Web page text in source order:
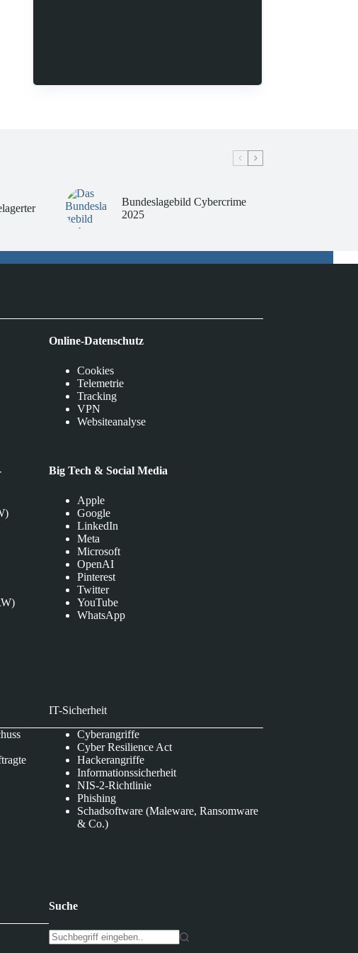
Bundeslagebild Cybercrime
2025
Online-Datenschutz
Cookies
Telemetrie
Tracking
VPN
Websiteanalyse
Big Tech & Social Media
Apple
Google
LinkedIn
Meta
Microsoft
OpenAI
Pinterest
Twitter
YouTube
WhatsApp
IT-Sicherheit
Cyberangriffe
Cyber Resilience Act
Hackerangriffe
Informationssicherheit
NIS-2-Richtlinie
Phishing
Schadsoftware (Maleware, Ransomware
& Co.)
Suche